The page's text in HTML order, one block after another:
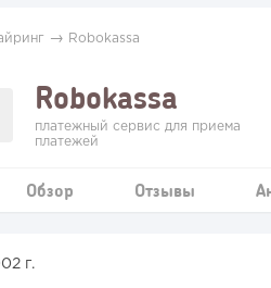
→ Robokassa
Robokassa
платежный сервис для приема
платежей
Обзор Отзывы
г.